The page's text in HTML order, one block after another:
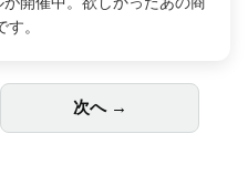
勤中や家事の合間が、あな
ます。
次へ →